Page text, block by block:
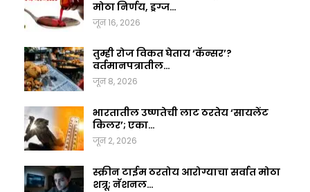
मोठा निर्णय, ड्रग्ज…
जून 16, 2026
तुम्ही रोज विकत घेताय ‘कॅन्सर’?
वर्तमानपत्रातील…
जून 8, 2026
भारतातील उष्णतेची लाट ठरतेय ‘सायलेंट
किलर’; एका…
जून 2, 2026
स्क्रीन टाईम ठरतोय आरोग्याचा सर्वात मोठा
शत्रू; नॅशनल…